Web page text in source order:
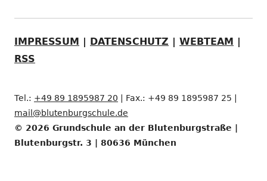
IMPRESSUM | DATENSCHUTZ | WEBTEAM |
RSS
Tel.: +49 89 1895987 20 | Fax.: +49 89 1895987 25 |
mail@blutenburgschule.de
© 2026 Grundschule an der Blutenburgstraße |
Blutenburgstr. 3 | 80636 München